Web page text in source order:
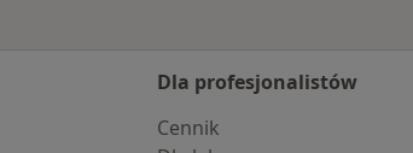
Dla profesjonalistów
Cennik